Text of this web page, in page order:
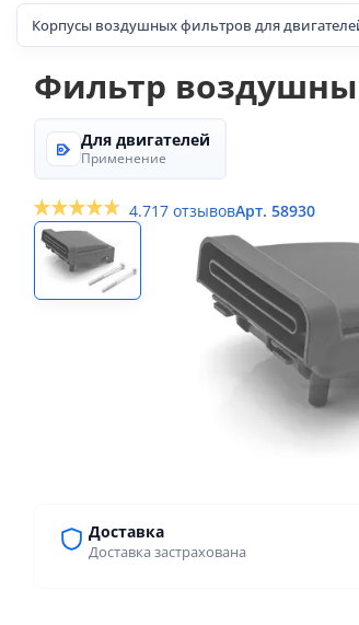
Корпусы воздушных фильтров для
Фильтр
Для двигателей
Применение
4.717 отзывовАрт. 58930
Доставка
Доставка застрахована